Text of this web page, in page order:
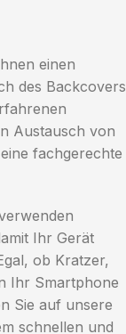
einen
des Backcovers
Austausch von
fachgerechte
Ihr Gerät
ob Kratzer,
Ihr Smartphone
Sie auf unsere
schnellen und